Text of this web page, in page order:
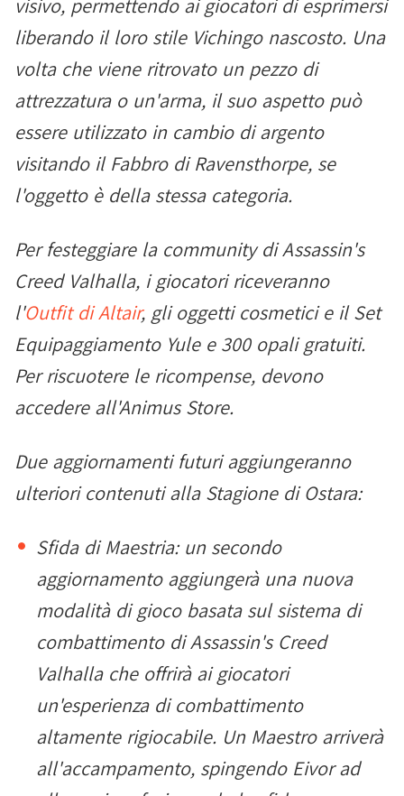
visivo, permettendo ai giocatori di esprimersi
liberando il loro stile Vichingo nascosto. Una
volta che viene ritrovato un pezzo di
attrezzatura o un'arma, il suo aspetto può
essere utilizzato in cambio di argento
visitando il Fabbro di Ravensthorpe, se
l'oggetto è della stessa categoria.
Per festeggiare la community di Assassin's
Creed Valhalla, i giocatori riceveranno
l'Outfit di Altair, gli oggetti cosmetici e il Set
Equipaggiamento Yule e 300 opali gratuiti.
Per riscuotere le ricompense, devono
accedere all'Animus Store.
Due aggiornamenti futuri aggiungeranno
ulteriori contenuti alla Stagione di Ostara:
Sfida di Maestria: un secondo
aggiornamento aggiungerà una nuova
modalità di gioco basata sul sistema di
combattimento di Assassin's Creed
Valhalla che offrirà ai giocatori
un'esperienza di combattimento
altamente rigiocabile. Un Maestro arriverà
all'accampamento, spingendo Eivor ad